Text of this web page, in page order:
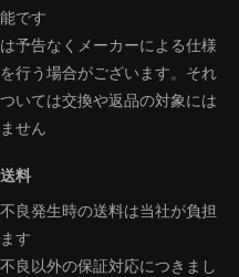
です
予告なくメーカーによる仕様
行う場合がございます。それ
いては交換や返品の対象には
せん
料
良発生時の送料は当社が負担
す
良以外の保証対応につきまし